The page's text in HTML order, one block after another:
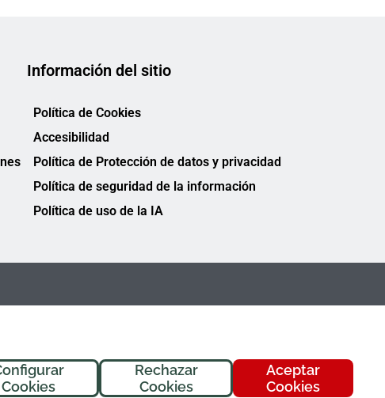
Aceptar
Cookies
Rechazar
Cookies
Cookies
Información del sitio
Política de Cookies
Accesibilidad
Política de Protección de datos y privacidad
Política de seguridad de la información
Política de uso de la IA